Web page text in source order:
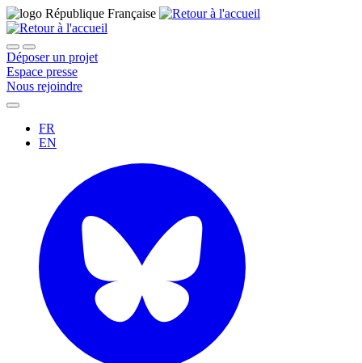
Déposer un projet
Espace presse
Nous rejoindre
FR
EN